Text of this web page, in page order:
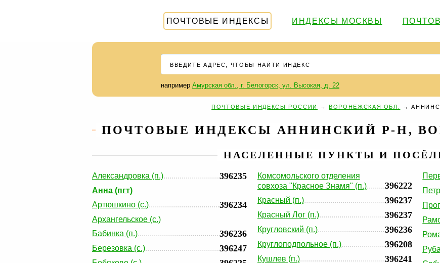
ПОЧТОВЫЕ ИНДЕКСЫ ИНДЕКСЫ МОСКВЫ
например Амурская обл., г. Белогорск, ул. Высокая, д. 22
ПОЧТОВЫЕ ИНДЕКСЫ РОССИИ →ВОРОНЕЖСКАЯ ОБЛ. →
ПОЧТОВЫЕ ИНДЕКСЫ АННИНСКИЙ Р-Н,
НАСЕЛЕННЫЕ ПУНКТЫ И
Александровка (п.) 396235
Анна (пгт)
Артюшкино (с.)
396234
Архангельское (с.)
Бабинка (п.)
396236
Березовка (с.) 396247
Комсомольского отделения
совхоза "Красное Знамя" (п.)
396222
Красный (п.) 396237
Красный Лог (п.) 396237
Кругловский (п.) 396236
Круглоподпольное (п.) 396208
Кушлев (п.) 396241